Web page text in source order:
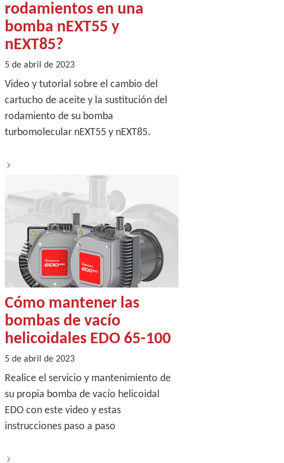
rodamientos en una
bomba nEXT55 y
nEXT85?
5 de abril de 2023
Video y tutorial sobre el cambio del
cartucho de aceite y la sustitución del
rodamiento de su bomba
turbomolecular nEXT55 y nEXT85.
Cómo mantener las
bombas de vacío
helicoidales EDO 65-100
5 de abril de 2023
Realice el servicio y mantenimiento de
su propia bomba de vacío helicoidal
EDO con este video y estas
instrucciones paso a paso